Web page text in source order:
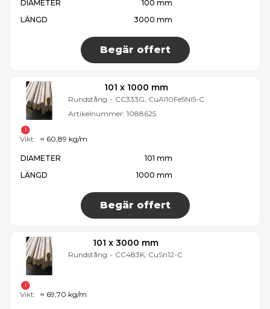
DIAMETER
100 mm
LÄNGD
3000 mm
Begär offert
101 x 1000 mm
Rundstång - CC333G, CuAl10Fe5Ni5-C
Artikelnummer: 1088625
DIAMETER
101 mm
LÄNGD
1000 mm
Begär offert
Vikt: ≈ 60,89 kg/m
101 x 3000 mm
Rundstång - CC483K, CuSn12-C
Vikt: ≈ 69,70 kg/m